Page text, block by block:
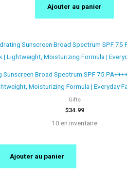
Ajouter au panier
Sunscreen Broad Spectrum SPF 75
Moisturizing Formula | Everyday
Gifts
$34.99
10 en inventaire
Ajouter au panier